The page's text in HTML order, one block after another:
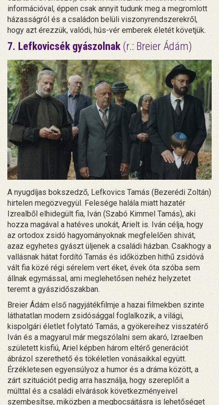
információval, éppen csak annyit tudunk meg a megromlott
házasságról és a családon belüli viszonyrendszerekről,
hogy azt érezzük, valódi, hús-vér emberek életét követjük.
7. Lefkovicsék gyászolnak (r.: Breier Ádám)
A nyugdíjas bokszedző, Lefkovics Tamás (Bezerédi Zoltán)
hirtelen megözvegyül. Felesége halála miatt hazatér
Izrealből elhidegült fia, Iván (Szabó Kimmel Tamás), aki
hozza magával a hatéves unokát, Arielt is. Iván célja, hogy
az ortodox zsidó hagyományoknak megfelelően shivát,
azaz egyhetes gyászt üljenek a családi házban. Csakhogy a
vallásnak hátat fordító Tamás és időközben hithű zsidóvá
vált fia közé régi sérelem vert éket, évek óta szóba sem
állnak egymással, ami meglehetősen nehéz helyzetet
teremt a gyászidőszakban.
Breier Ádám első nagyjátékfilmje a hazai filmekben szinte
láthatatlan modern zsidósággal foglalkozik, a világi,
kispolgári életlet folytató Tamás, a gyökereihez visszatérő
Iván és a magyarul már megszólalni sem akaró, Izraelben
született kisfiú, Ariel képben három eltérő generációt
ábrázol szerethető és tökéletlen vonásaikkal együtt.
Érzékletesen egyensúlyoz a humor és a dráma között, a
zárt szituációt pedig arra használja, hogy szereplőit a
múlttal és a családi elvárások következményeivel
szembesítse, miközben a megbocsájtásra is lehetőséget